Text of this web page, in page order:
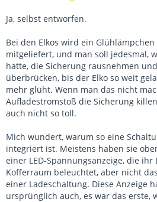
Ja, selbst entworfen.
Bei den Elkos wird ein
mitgeliefert, und man soll jedesmal,
hatte, die Sicherung rausnehmen
überbrücken, bis der Elko so weit
mehr glüht. Wenn man das nicht
Aufladestromstoß die Sicherung
auch nicht so toll.
Mich wundert, warum so eine
integriert ist. Meistens haben sie
einer LED-Spannungsanzeige, die ihr
Kofferraum beleuchtet, aber nicht
einer Ladeschaltung. Diese Anzeige
ursprünglich auch, es war das erste,